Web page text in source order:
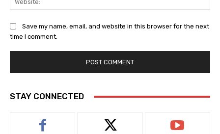
Save my name, email, and website in this browser for the next
time I comment.
STAY CONNECTED